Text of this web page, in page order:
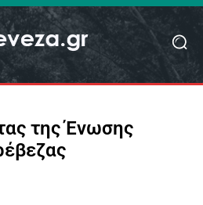
της Ένωσης